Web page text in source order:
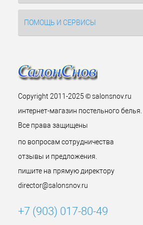
ПОМОЩЬ И СЕРВИСЫ
Copyright 2011-2025 © salonsnov.ru
интернет-магазин постельного белья.
Все права защищены
по вопросам сотрудничества
отзывы и предложения.
пишите на прямую директору
director@salonsnov.ru
+7 (903) 017-80-49